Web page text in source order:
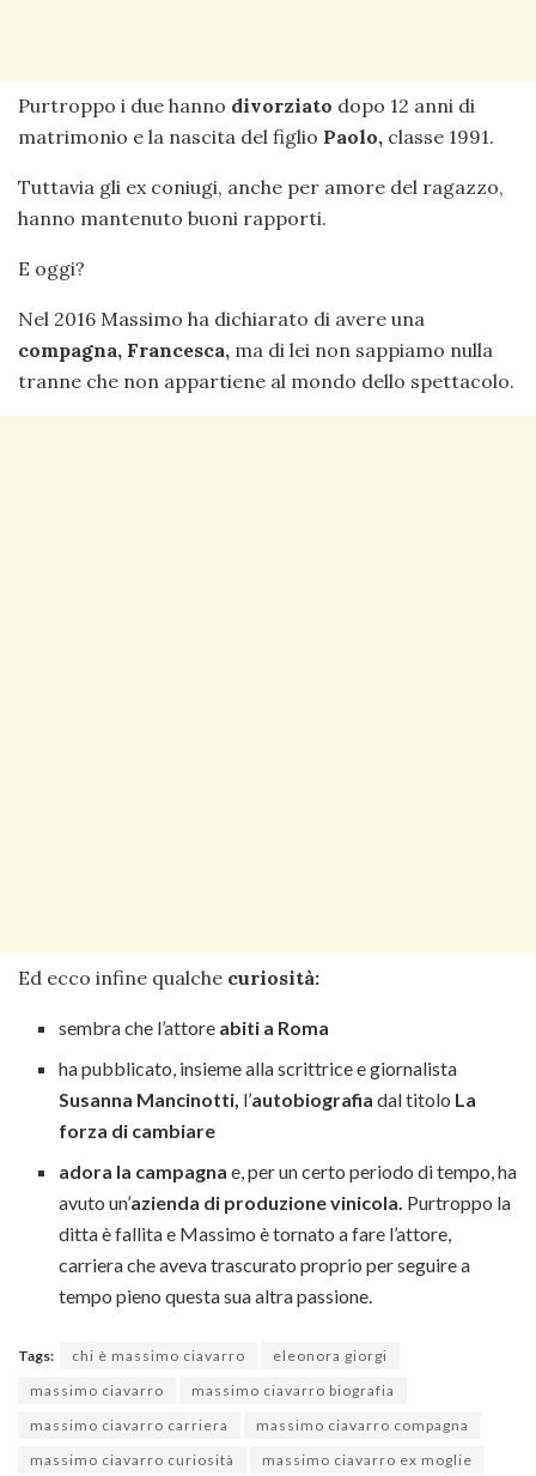
Purtroppo i due hanno divorziato dopo 12 anni di
matrimonio e la nascita del figlio Paolo, classe 1991.
Tuttavia gli ex coniugi, anche per amore del ragazzo,
hanno mantenuto buoni rapporti.
E oggi?
Nel 2016 Massimo ha dichiarato di avere una
compagna, Francesca, ma di lei non sappiamo nulla
tranne che non appartiene al mondo dello spettacolo.
Ed ecco infine qualche curiosità:
sembra che l’attore abiti a Roma
ha pubblicato, insieme alla scrittrice e giornalista
Susanna Mancinotti, l’autobiografia dal titolo La
forza di cambiare
adora la campagna e, per un certo periodo di tempo, ha
avuto un’azienda di produzione vinicola. Purtroppo la
ditta è fallita e Massimo è tornato a fare l’attore,
carriera che aveva trascurato proprio per seguire a
tempo pieno questa sua altra passione.
Tags: chi è massimo ciavarro
eleonora giorgi
massimo ciavarro
massimo ciavarro biografia
massimo ciavarro carriera
massimo ciavarro compagna
massimo ciavarro curiosità
massimo ciavarro ex moglie